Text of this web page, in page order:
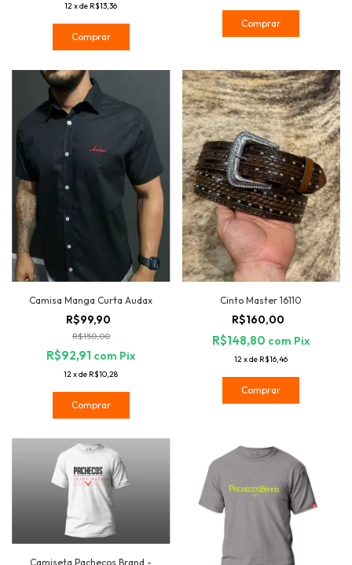
12xde R$13,36
Comprar
Comprar
Camisa Manga Curta Audax
R$99,90
R$150,00
R$92,91 com Pix
12xde R$10,28
Comprar
Cinto Master 16110
R$160,00
R$148,80 com Pix
12xde R$16,46
Comprar
Camiseta Pachecos Brand -